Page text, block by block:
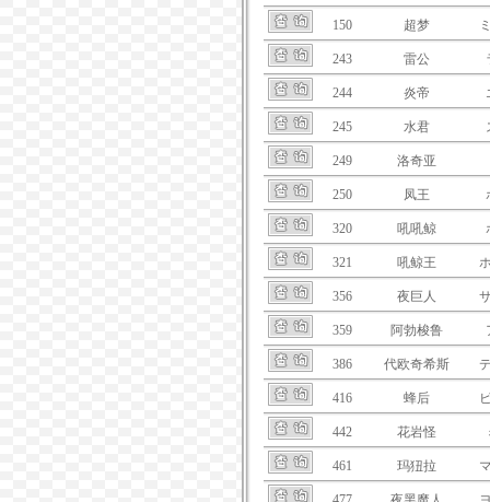
150 超梦
243 雷公
244 炎帝
245 水君
249 洛奇亚
250 凤王
320 吼吼鲸
321 吼鲸王
356 夜巨人
359 阿勃梭鲁
386 代欧奇希斯
416 蜂后
442 花岩怪
461 玛狃拉